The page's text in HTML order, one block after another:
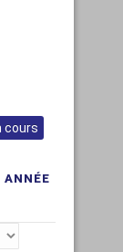
cours
ANNÉE